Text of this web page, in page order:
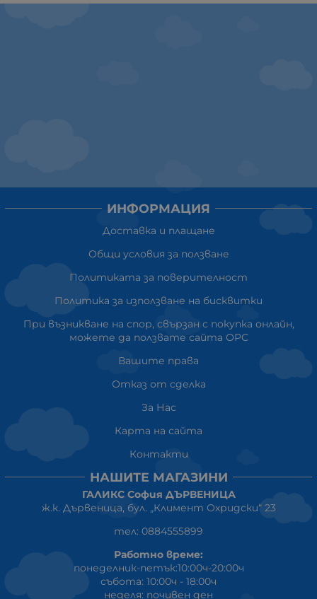
ИНФОРМАЦИЯ
Доставка и плащане
Общи условия за ползване
Политиката за поверителност
Политика за използване на бисквитки
При възникване на спор, свързан с покупка онлайн,
можете да ползвате сайта ОРС
Вашите права
Отказ от сделка
За Нас
Карта на сайта
Контакти
НАШИТЕ МАГАЗИНИ
ГАЛИКС София ДЪРВЕНИЦА
ж.к. Дървеница, бул. „Климент Охридски“ 23
тел: 0884555899
Работно време:
понеделник-петък:10:00ч-20:00ч
събота: 10:00ч - 18:00ч
неделя: почивен ден